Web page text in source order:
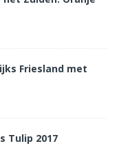
Friesland met
Tulip 2017